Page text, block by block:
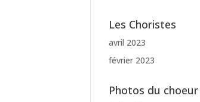
Les Choristes
avril 2023
février 2023
Photos du choeur